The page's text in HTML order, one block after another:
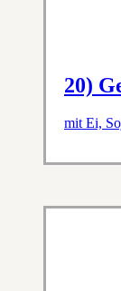
20)
mit Ei,